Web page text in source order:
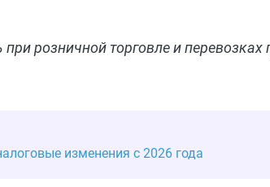
розничной торговле и
изменения с 2026 года